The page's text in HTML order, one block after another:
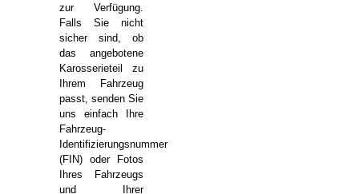
zur Verfügung.
Falls Sie nicht
sicher sind, ob
das angebotene
Karosserieteil zu
Ihrem Fahrzeug
passt, senden Sie
uns einfach Ihre
Fahrzeug-
Identifizierungsnummer
(FIN) oder Fotos
Ihres Fahrzeugs
und Ihrer